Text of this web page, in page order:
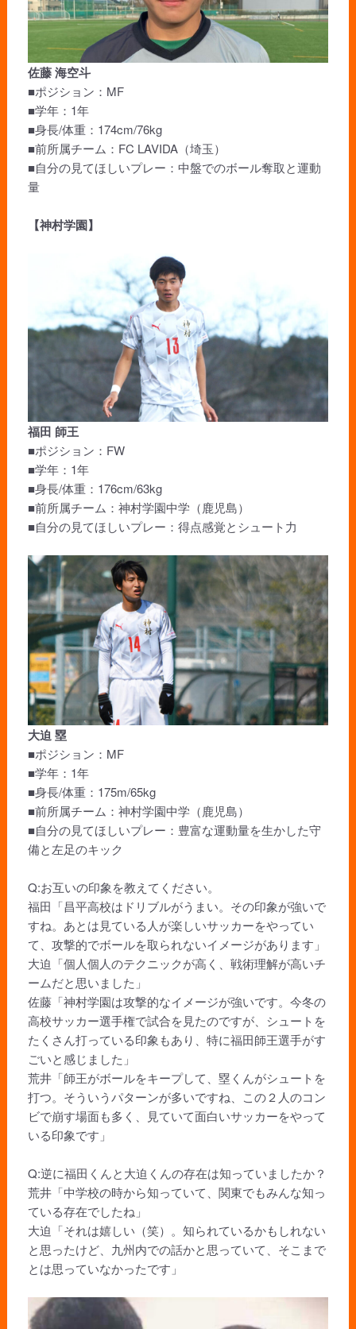
佐藤 海空斗
■ポジション：MF
■学年：1年
■身長/体重：174cm/76kg
■前所属チーム：FC LAVIDA（埼玉）
■自分の見てほしいプレー：中盤でのボール奪取と運動
量
【神村学園】
福田 師王
■ポジション：FW
■学年：1年
■身長/体重：176cm/63kg
■前所属チーム：神村学園中学（鹿児島）
■自分の見てほしいプレー：得点感覚とシュート力
大迫 塁
■ポジション：MF
■学年：1年
■身長/体重：175m/65kg
■前所属チーム：神村学園中学（鹿児島）
■自分の見てほしいプレー：豊富な運動量を生かした守
備と左足のキック
Q:お互いの印象を教えてください。
福田「昌平高校はドリブルがうまい。その印象が強いで
すね。あとは見ている人が楽しいサッカーをやってい
て、攻撃的でボールを取られないイメージがあります」
大迫「個人個人のテクニックが高く、戦術理解が高いチ
ームだと思いました」
佐藤「神村学園は攻撃的なイメージが強いです。今冬の
高校サッカー選手権で試合を見たのですが、シュートを
たくさん打っている印象もあり、特に福田師王選手がす
ごいと感じました」
荒井「師王がボールをキープして、塁くんがシュートを
打つ。そういうパターンが多いですね、この２人のコン
ビで崩す場面も多く、見ていて面白いサッカーをやって
いる印象です」
Q:逆に福田くんと大迫くんの存在は知っていましたか？
荒井「中学校の時から知っていて、関東でもみんな知っ
ている存在でしたね」
大迫「それは嬉しい（笑）。知られているかもしれない
と思ったけど、九州内での話かと思っていて、そこまで
とは思っていなかったです」